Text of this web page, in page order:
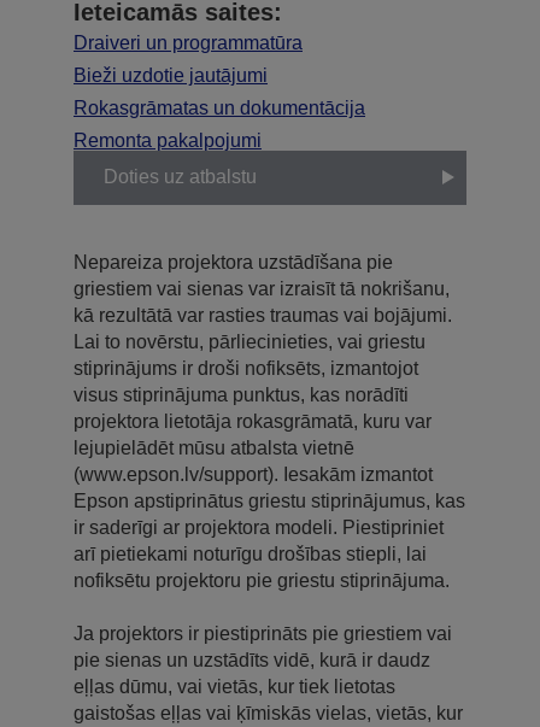
Ieteicamās saites:
Draiveri un programmatūra
Bieži uzdotie jautājumi
Rokasgrāmatas un dokumentācija
Remonta pakalpojumi
Doties uz atbalstu
Nepareiza projektora uzstādīšana pie
griestiem vai sienas var izraisīt tā nokrišanu,
kā rezultātā var rasties traumas vai bojājumi.
Lai to novērstu, pārliecinieties, vai griestu
stiprinājums ir droši nofiksēts, izmantojot
visus stiprinājuma punktus, kas norādīti
projektora lietotāja rokasgrāmatā, kuru var
lejupielādēt mūsu atbalsta vietnē
(www.epson.lv/support). Iesakām izmantot
Epson apstiprinātus griestu stiprinājumus, kas
ir saderīgi ar projektora modeli. Piestipriniet
arī pietiekami noturīgu drošības stiepli, lai
nofiksētu projektoru pie griestu stiprinājuma.
Ja projektors ir piestiprināts pie griestiem vai
pie sienas un uzstādīts vidē, kurā ir daudz
eļļas dūmu, vai vietās, kur tiek lietotas
gaistošas eļļas vai ķīmiskās vielas, vietās, kur